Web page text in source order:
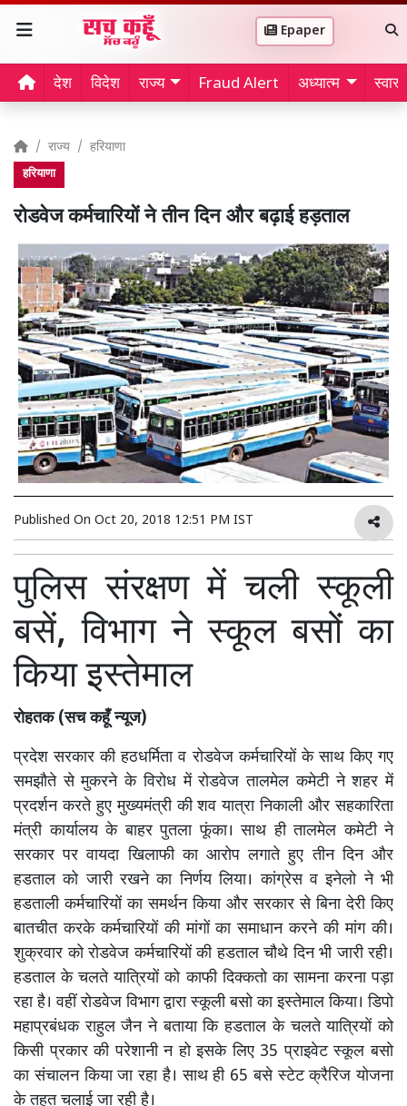
Epaper
देश विदेश राज्य Fraud Alert अध्यात्म
राज्य हरियाणा
हरियाणा
रोडवेज कर्मचारियों ने तीन दिन और बढ़ाई हड़ताल
Published On Oct 20, 2018 12:51 PM IST
पुलिस संरक्षण में चली स्कूली
बसें, विभाग ने स्कूल बसों का
किया इस्तेमाल
रोहतक (सच कहूँ न्यूज)
प्रदेश सरकार की हठधर्मिता व रोडवेज कर्मचारियों के साथ किए गए
समझौते से मुकरने के विरोध में रोडवेज तालमेल कमेटी ने शहर में
प्रदर्शन करते हुए मुख्यमंत्री की शव यात्रा निकाली और सहकारिता
मंत्री कार्यालय के बाहर पुतला फूंका। साथ ही तालमेल कमेटी ने
सरकार पर वायदा खिलाफी का आरोप लगाते हुए तीन दिन और
हडताल को जारी रखने का निर्णय लिया। कांग्रेस व इनेलो ने भी
हडताली कर्मचारियों का समर्थन किया और सरकार से बिना देरी किए
बातचीत करके कर्मचारियों की मांगों का समाधान करने की मांग की।
शुक्रवार को रोडवेज कर्मचारियों की हडताल चौथे दिन भी जारी रही।
हडताल के चलते यात्रियों को काफी दिक्कतो का सामना करना पड़ा
रहा है। वहीं रोडवेज विभाग द्वारा स्कूली बसो का इस्तेमाल किया। डिपो
महाप्रबंधक राहुल जैन ने बताया कि हडताल के चलते यात्रियों को
किसी प्रकार की परेशानी न हो इसके लिए 35 प्राइवेट स्कूल बसो
का संचालन किया जा रहा है। साथ ही 65 बसे स्टेट क्रैरिज योजना
के तहत चलाई जा रही है।